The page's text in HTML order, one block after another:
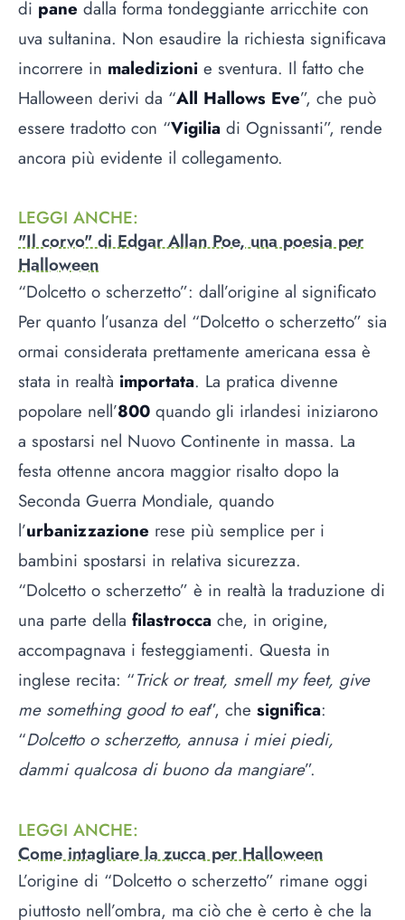
di pane dalla forma tondeggiante arricchite con
uva sultanina. Non esaudire la richiesta significava
incorrere in maledizioni e sventura. Il fatto che
Halloween derivi da “All Hallows Eve”, che può
essere tradotto con “Vigilia di Ognissanti”, rende
ancora più evidente il collegamento.
LEGGI ANCHE:
"Il corvo" di Edgar Allan Poe, una poesia per
Halloween
“Dolcetto o scherzetto”: dall’origine al significato
Per quanto l’usanza del “Dolcetto o scherzetto” sia
ormai considerata prettamente americana essa è
stata in realtà importata. La pratica divenne
popolare nell’800 quando gli irlandesi iniziarono
a spostarsi nel Nuovo Continente in massa. La
festa ottenne ancora maggior risalto dopo la
Seconda Guerra Mondiale, quando
l’urbanizzazione rese più semplice per i
bambini spostarsi in relativa sicurezza.
“Dolcetto o scherzetto” è in realtà la traduzione di
una parte della filastrocca che, in origine,
accompagnava i festeggiamenti. Questa in
inglese recita: “Trick or treat, smell my feet, give
me something good to eat”, che significa:
“Dolcetto o scherzetto, annusa i miei piedi,
dammi qualcosa di buono da mangiare”.
LEGGI ANCHE:
Come intagliare la zucca per Halloween
L’origine di “Dolcetto o scherzetto” rimane oggi
piuttosto nell’ombra, ma ciò che è certo è che la